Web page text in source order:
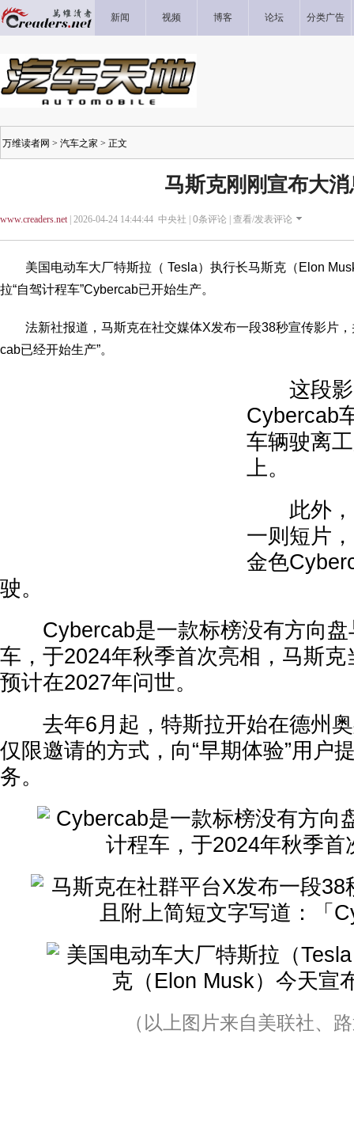
新闻 视频 博客 论坛 分类广告
万维读者网 > 汽车之家 > 正文
马斯克刚刚宣布大消
www.creaders.net| 2026-04-24 14:44:44 中央社 | 0条评论 | 查看/发表评论
美国电动车大厂特斯拉（ Tesla）执行长马斯克（Elon
拉“自驾计程车”Cybercab已开始生产。
法新社报道，马斯克在社交媒体X发布一段38秒宣传影片，
cab已经开始生产”。
这段影
Cybercab
车辆驶离
上。
此外，
一则短片
金色
驶。
Cybercab是一款标榜没有方向盘
车，于2024年秋季首次亮相，马斯
预计在2027年问世。
去年6月起，特斯拉开始在德州奥
仅限邀请的方式，向“早期体验”用户
务。
（以上图片来自美联社、